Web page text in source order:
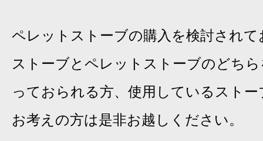
ペレットストーブの購入を検討され
ストーブとペレットストーブのどち
っておられる方、使用しているスト
お考えの方は是非お越しください。